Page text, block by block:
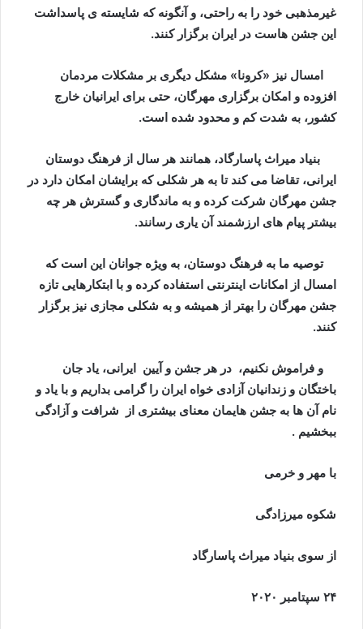
غیرمذهبی خود را به راحتی، و آنگونه که شایسته ی پاسداشت
این جشن هاست در ایران برگزار کنند.
امسال نیز «کرونا» مشکل دیگری بر مشکلات مردمان
افزوده و امکان برگزاری مهرگان، حتی برای ایرانیان خارج
کشور، به شدت کم و محدود شده است.
بنیاد میراث پاسارگاد، همانند هر سال از فرهنگ دوستان
ایرانی، تقاضا می کند تا به هر شکلی که برایشان امکان دارد در
جشن مهرگان شرکت کرده و به ماندگاری و گسترش هر چه
بیشتر پیام های ارزشمند آن یاری رسانند.
توصیه ما به فرهنگ دوستان، به ويژه جوانان این است که
امسال از امکانات اینترنتی استفاده کرده و با ابتکارهایی تازه
جشن مهرگان را بهتر از همیشه و به شکلی مجازی نیز برگزار
کنند.
و فراموش نکنیم، در هر جشن و آیین ایرانی، یاد جان
باختگان و زندانیان آزادی خواه ایران را گرامی بداریم و با یاد و
نام آن ها به جشن هایمان معنای بیشتری از شرافت و آزادگی
ببخشیم .
با مهر و خرمی
شکوه میرزادگی
از سوی بنیاد میراث پاسارگاد
۲۴ سپتامبر ۲۰۲۰